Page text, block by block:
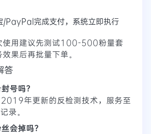
/PayPal完成支付，系统立即执行
使用建议先测试100-500粉量套
果后再批量下单。
答
号吗？
年更新的反检测技术，服务至
录。
会掉吗？